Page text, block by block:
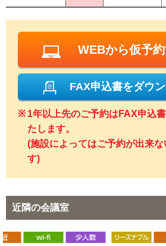
WEBから仮予
FAX申込書をダウ
1年以上先のご予約はFAX申込
たします。
(施設によってはご予約が出来な
す)
近隣の会議室